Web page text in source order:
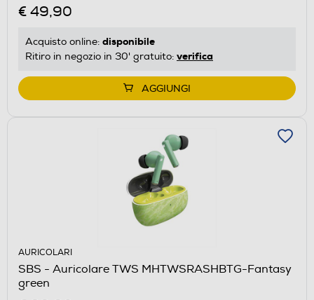
€ 49,90
Acquisto online: disponibile
Ritiro in negozio in 30' gratuito: verifica
AGGIUNGI
AURICOLARI
SBS - Auricolare TWS MHTWSRASHBTG-Fantasy
green